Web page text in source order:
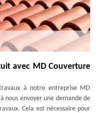
avec MD Couverture
à notre entreprise MD
nous envoyer une demande de
Cela est nécessaire pour